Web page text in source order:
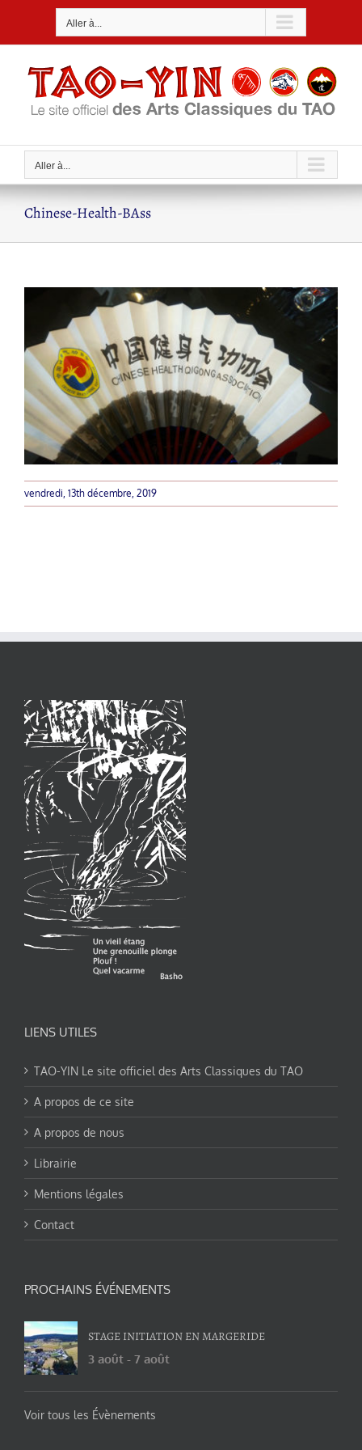
Aller à...
Aller à...
Chinese-Health-BAss
vendredi, 13th décembre, 2019
LIENS UTILES
TAO-YIN Le site officiel des Arts Classiques du TAO
A propos de ce site
A propos de nous
Librairie
Mentions légales
Contact
PROCHAINS ÉVÉNEMENTS
STAGE INITIATION EN MARGERIDE
3 août - 7 août
Voir tous les Évènements